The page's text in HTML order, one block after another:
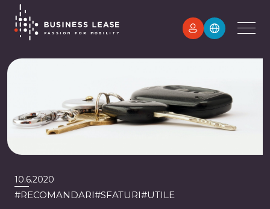
10.6.2020
#RECOMANDARI#SFATURI#UTILE